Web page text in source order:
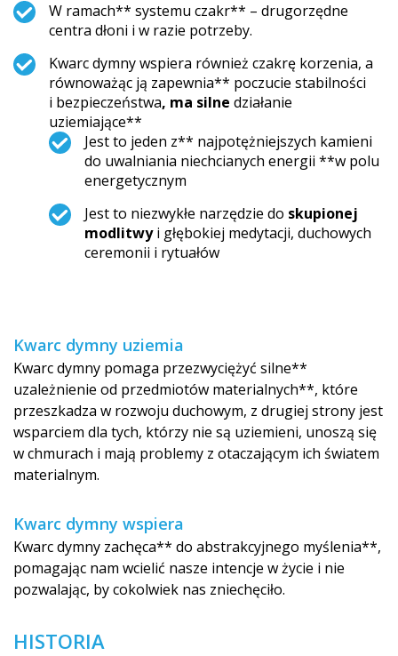
W ramach** systemu czakr** – drugorzędne
centra dłoni i w razie potrzeby.
Kwarc dymny wspiera również czakrę korzenia, a
równoważąc ją zapewnia** poczucie stabilności
i bezpieczeństwa, ma silne działanie
uziemiające**
Jest to jeden z** najpotężniejszych kamieni
do uwalniania niechcianych energii **w polu
energetycznym
Jest to niezwykłe narzędzie do skupionej
modlitwyi głębokiej medytacji, duchowych
ceremonii i rytuałów
Kwarc dymny uziemia
Kwarc dymny pomaga przezwyciężyć silne**
uzależnienie od przedmiotów materialnych**, które
przeszkadza w rozwoju duchowym, z drugiej strony jest
wsparciem dla tych, którzy nie są uziemieni, unoszą się
w chmurach i mają problemy z otaczającym ich światem
materialnym.
Kwarc dymny wspiera
Kwarc dymny zachęca** do abstrakcyjnego myślenia**,
pomagając nam wcielić nasze intencje w życie i nie
pozwalając, by cokolwiek nas zniechęciło.
HISTORIA